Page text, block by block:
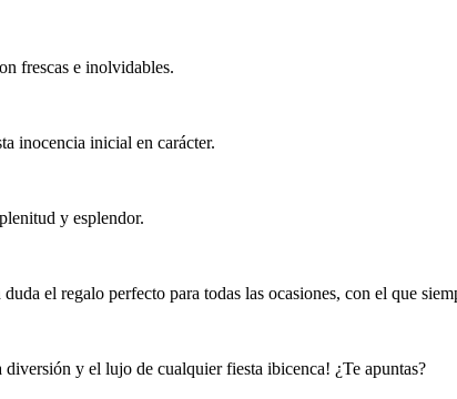
frescas e inolvidables.
inocencia inicial en carácter.
y esplendor.
el regalo perfecto para todas las ocasiones, con el que
y el lujo de cualquier fiesta ibicenca! ¿Te apuntas?